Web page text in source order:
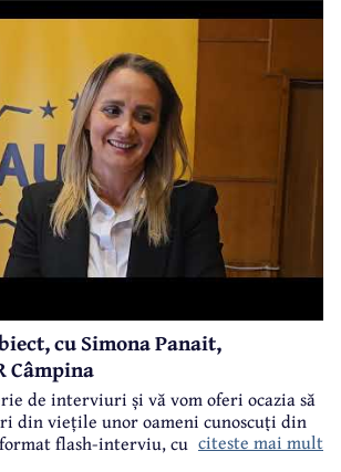
cu Simona Panait,
Câmpina
de interviuri și vă vom oferi ocazia să
din viețile unor oameni cunoscuți din
format flash-interviu, cu întrebăriciteste mai mult